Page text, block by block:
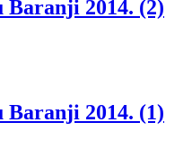
2014. (2)
2014. (1)